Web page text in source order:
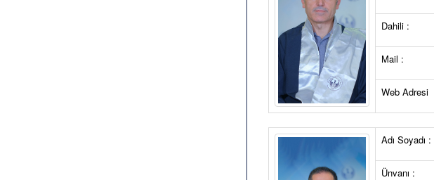
Dahili :
Mail :
Web Adresi
Adı Soyadı :
Ünvanı :